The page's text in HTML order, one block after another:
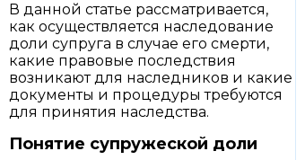
В данной статье рассматривается,
как осуществляется наследование
доли супруга в случае его смерти,
какие правовые последствия
возникают для наследников и какие
документы и процедуры требуются
для принятия наследства.
Понятие супружеской доли